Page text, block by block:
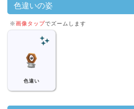
色違いの姿
※画像タップでズームします
色違い